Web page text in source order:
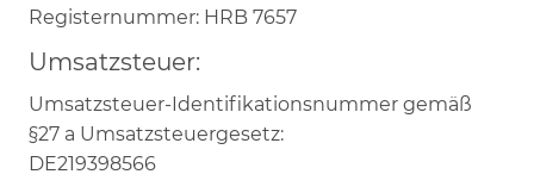
Registernummer: HRB 7657
Umsatzsteuer:
Umsatzsteuer-Identifikationsnummer gemäß
§27 a Umsatzsteuergesetz:
DE219398566